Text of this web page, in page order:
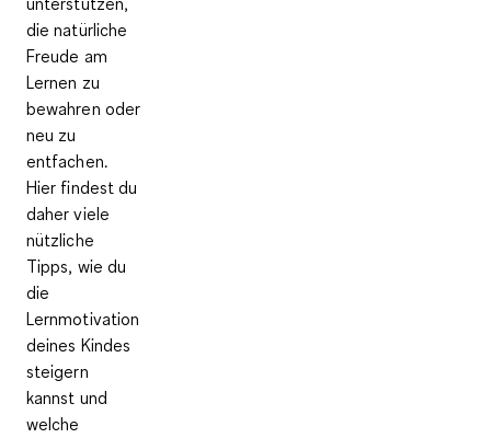
die natürliche
Freude am
Lernen zu
bewahren oder
neu zu
entfachen.
Hier findest du
daher viele
nützliche
Tipps, wie du
die
Lernmotivation
deines Kindes
steigern
kannst und
welche